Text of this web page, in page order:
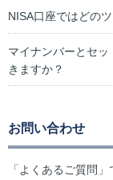
NISA口座ではどの
マイナンバーとセ
きますか？
お問い合わせ
「よくあるご質問